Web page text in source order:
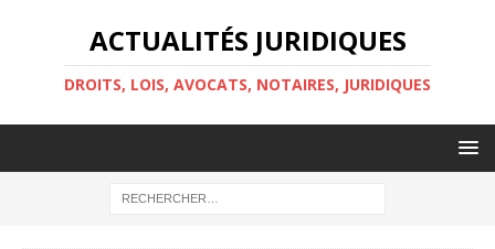
ACTUALITÉS JURIDIQUES
DROITS, LOIS, AVOCATS, NOTAIRES, JURIDIQUES